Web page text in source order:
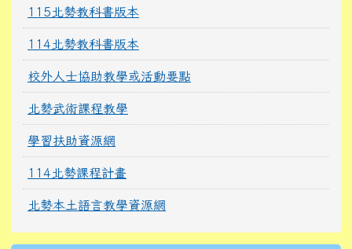
115北勢教科書版本
114北勢教科書版本
校外人士協助教學或活動要點
北勢武術課程教學
學習扶助資源網
114北勢課程計畫
北勢本土語言教學資源網